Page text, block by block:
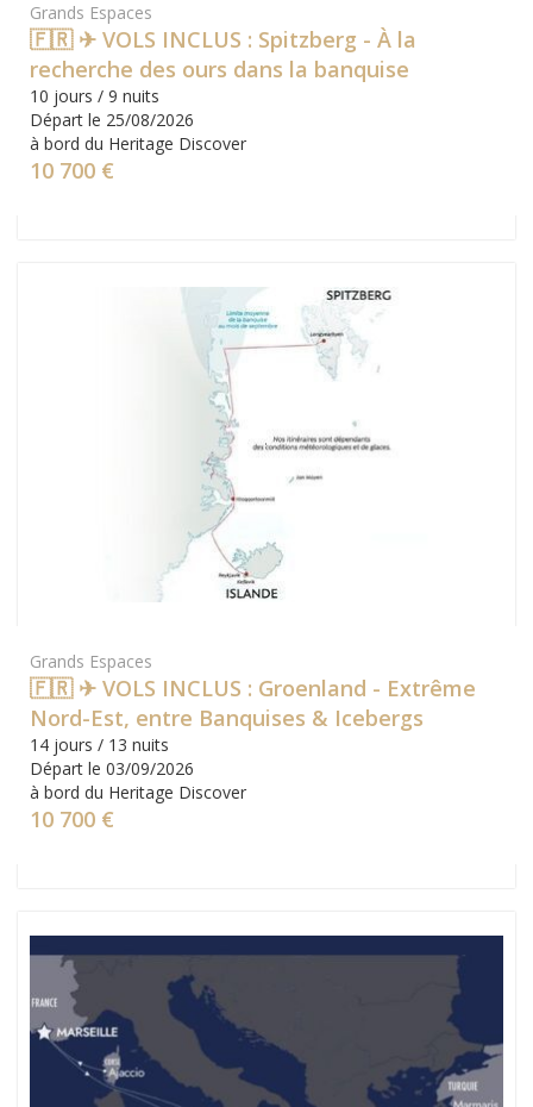
Grands Espaces
🇫🇷 ✈ VOLS INCLUS : Spitzberg - À la
recherche des ours dans la banquise
10 jours / 9 nuits
Départ le 25/08/2026
à bord du Heritage Discover
10 700 €
Grands Espaces
🇫🇷 ✈ VOLS INCLUS : Groenland - Extrême
Nord-Est, entre Banquises & Icebergs
14 jours / 13 nuits
Départ le 03/09/2026
à bord du Heritage Discover
10 700 €